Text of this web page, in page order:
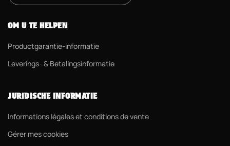
OM U TE HELPEN
Productgarantie-informatie
Leverings- & Betalingsinformatie
JURIDISCHE INFORMATIE
Informations légales et conditions de vente
Gérer mes cookies